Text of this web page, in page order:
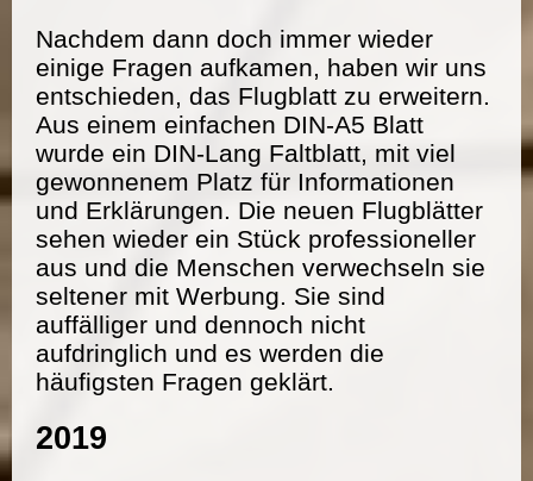
Nachdem dann doch immer wieder
einige Fragen aufkamen, haben wir uns
entschieden, das Flugblatt zu erweitern.
Aus einem einfachen DIN-A5 Blatt
wurde ein DIN-Lang Faltblatt, mit viel
gewonnenem Platz für Informationen
und Erklärungen. Die neuen Flugblätter
sehen wieder ein Stück professioneller
aus und die Menschen verwechseln sie
seltener mit Werbung. Sie sind
auffälliger und dennoch nicht
aufdringlich und es werden die
häufigsten Fragen geklärt.
2019